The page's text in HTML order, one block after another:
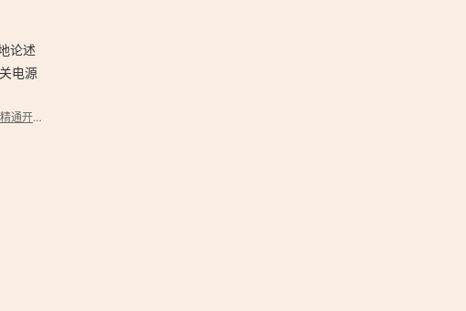
论述
电源
精通开关电源设计（第2版）